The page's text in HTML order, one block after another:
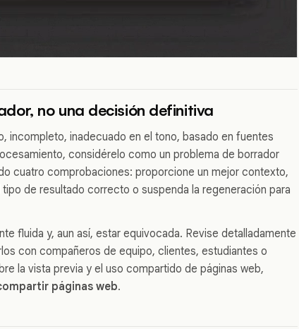
no una decisión definitiva
incompleto, inadecuado en el tono, basado en fuentes
considérelo como un problema de borrador
cuatro comprobaciones: proporcione un mejor contexto,
de resultado correcto o suspenda la regeneración para
fluida y, aun así, estar equivocada. Revise detalladamente
con compañeros de equipo, clientes, estudiantes o
la vista previa y el uso compartido de páginas web,
páginas web.